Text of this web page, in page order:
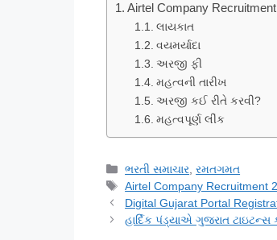
Airtel Company
લાયકાત
વયમર્યાદા
અરજી ફી
મહત્વની તારીખ
અરજી કઈ રીતે કરવી?
મહત્વપૂર્ણ લીંક
Categories
ભરતી સમાચાર ,રમતગમત
Tags
Airtel Company Recruitment
Digital Gujarat Portal
હાર્દિક પંડ્યાએ ગુજરાત